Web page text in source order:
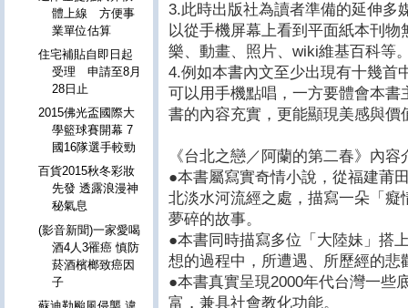
3.此時出版社為讀者準備的延伸多
以從手機屏幕上看到平面紙本刊
樂、動畫、照片、wiki維基百科等
4.例如本書內文至少出現有十幾首
可以用手機點唱，一方要體會本
書的內容充實，更能顯現美感與
《台北之戀／阿蘭的第二春》內容
●本書屬寫實奇情小說，從福建莆
北淡水河流經之處，描寫一朵「
夢碎的故事。
●本書同時描寫多位「大陸妹」搭
想的過程中，所遭遇、所歷經的悲
●本書真實呈現2000年代台灣一些
富，兼具社會教化功能。
體上線 方便事
業單位估算
住宅補貼自即日起
受理 申請至8月
28日止
2015佛光盃國際大
學籃球賽開幕 7
國16隊選手較勁
百貨2015秋冬彩妝
先發 透露浪漫神
秘氣息
(影音新聞)一家愛喝
酒4人3罹癌 慎防
菸酒檳榔致癌因
子